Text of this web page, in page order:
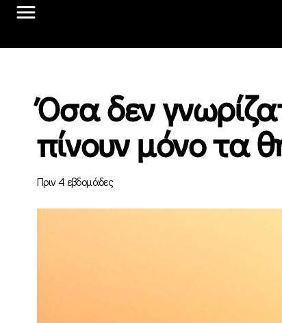
Όσα δεν
πίνουν μόνο τα
Πριν 4 εβδομάδες